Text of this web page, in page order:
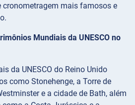
mais famosos e
Mundiais da UNESCO no
da UNESCO do Reino Unido
como Stonehenge, a Torre de
e a cidade de Bath, além